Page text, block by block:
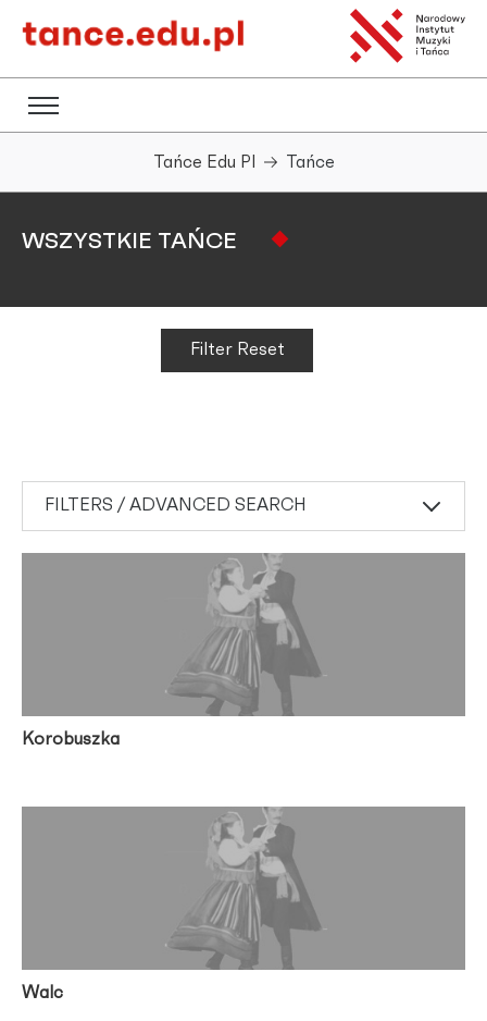
Tańce Edu Pl Tańce
WSZYSTKIE TAŃCE
Filter Reset
FILTERS / ADVANCED SEARCH
Korobuszka
Walc